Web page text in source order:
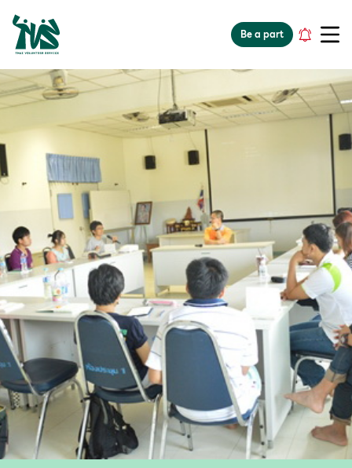
gv-5iuoxpem74qfjw.dv.googlehosted.com
Be a part